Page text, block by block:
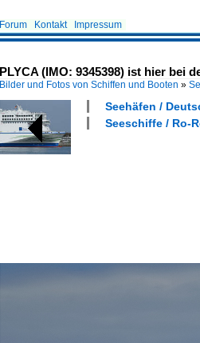
Forum Kontakt Impressum
PLYCA (IMO: 9345398) ist hier bei
Bilder und Fotos von Schiffen und Booten »
Seehäfen /
Seeschiffe / Ro-